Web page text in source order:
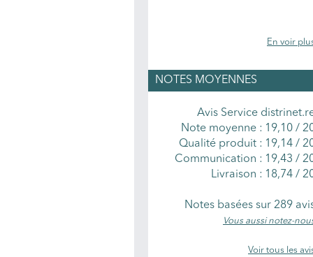
En voir
NOTES MOYENNES
Avis Service
Note moyenne : 19,10 /
Qualité produit : 19,14 /
Communication : 19,43 /
Livraison : 18,74 /
Notes basées sur 289
Vous aussi notez-
Voir tous les